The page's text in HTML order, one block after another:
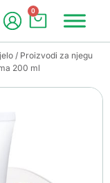
0
/ Proizvodi za njegu
200 ml